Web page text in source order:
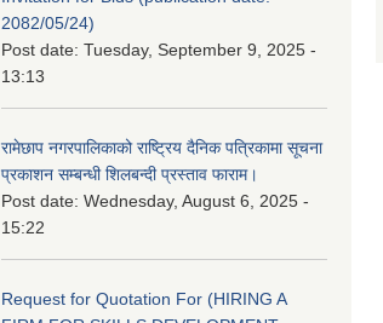
2082/05/24)
Post date: Tuesday, September 9, 2025 -
13:13
रामेछाप नगरपालिकाको राष्ट्रिय दैनिक पत्रिकामा सूचना
प्रकाशन सम्बन्धी शिलबन्दी प्रस्ताव फाराम।
Post date: Wednesday, August 6, 2025 -
15:22
Request for Quotation For (HIRING A